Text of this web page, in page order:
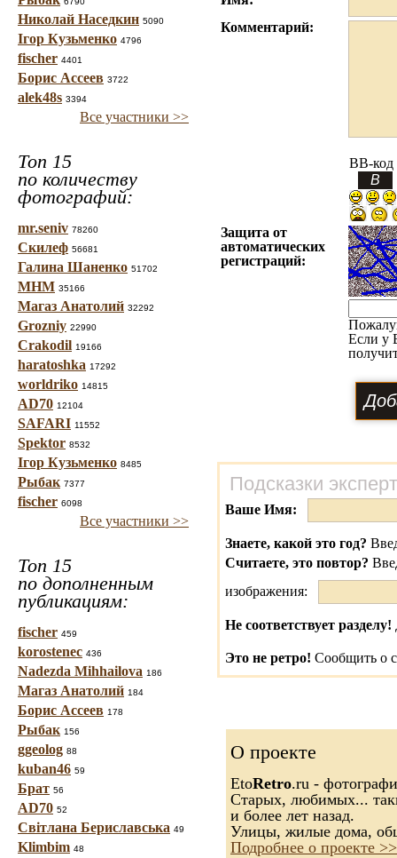
Николай Наседкин 5090
Ігор Кузьменко 4796
fischer 4401
Борис Ассеев 3722
alek48s 3394
Все участники >>
Топ 15
по количеству
фотографий:
mr.seniv 78260
Скилеф 56681
Галина Шаненко 51702
МНМ 35166
Магаз Анатолий 32292
Grozniy 22990
Crakodil 19166
haratoshka 17292
worldriko 14815
AD70 12104
SAFARI 11552
Spektor 8532
Ігор Кузьменко 8485
Рыбак 7377
fischer 6098
Все участники >>
Топ 15
по дополненным
публикациям:
fischer 459
korostenec 436
Nadezda Mihhailova 186
Магаз Анатолий 184
Борис Ассеев 178
Рыбак 156
ggeolog 88
kuban46 59
Брат 56
AD70 52
Світлана Бериславська 49
Klimbim 48
Комментарий:
BB-код
Защита от
автоматических
регистраций:
Если у
Подсказки
Ваше Имя:
Знаете, какой это год?
Считаете, это повтор?
изображения:
Не соответствует разделу!
Это не ретро! Сообщить о
О проекте
EtoRetro.ru -
Старых, любимых...
и более лет назад.
Улицы, жилые дома,
Подробнее о проекте >>